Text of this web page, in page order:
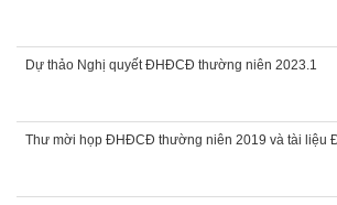
Dự thảo Nghị quyết ĐHĐCĐ thường niên 2023.1
Thư mời họp ĐHĐCĐ thường niên 2019 và tài liệu